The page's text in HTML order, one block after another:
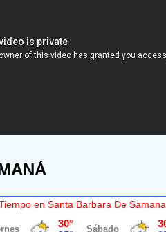
en Santa Barbara De Samana